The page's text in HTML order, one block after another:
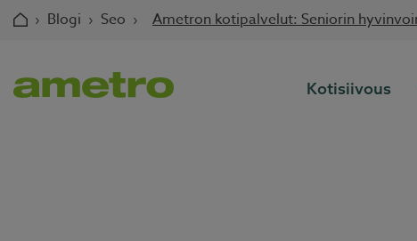
Skip › Blogi › Seo › Ametron kotipalvelut: Seniorin
Kotisiivous